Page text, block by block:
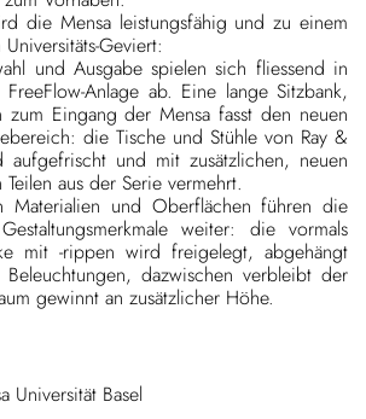
die Mensa leistungsfähig und zu einem
Geviert:
und Ausgabe spielen sich fliessend in
Anlage ab. Eine lange Sitzbank,
Eingang der Mensa fasst den neuen
die Tische und Stühle von Ray &
aufgefrischt und mit zusätzlichen, neuen
aus der Serie vermehrt.
Materialien und Oberflächen führen die
weiter: die vormals
mit -rippen wird freigelegt, abgehängt
dazwischen verbleibt der
gewinnt an zusätzlicher Höhe.
Universität Basel